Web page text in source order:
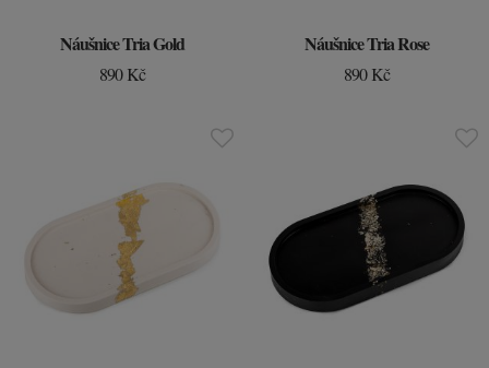
Náušnice Tria Gold
890 Kč
Náušnice Tria Rose
890 Kč